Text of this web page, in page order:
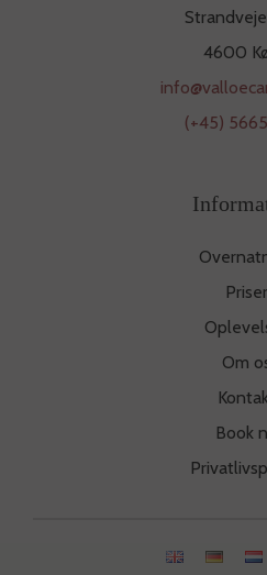
4600
(+45)
Priser
Om
Book